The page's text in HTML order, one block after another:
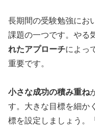
長期間の受験勉強にお
課題の一つです。やる
れたアプローチによっ
重要です。
小さな成功の積み重ね
す。大きな目標を細か
標を設定しましょう。